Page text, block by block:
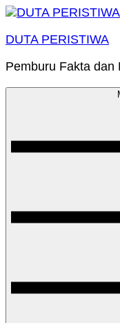
Skip
content
DUTA PERISTIWA
Pemburu Fakta dan